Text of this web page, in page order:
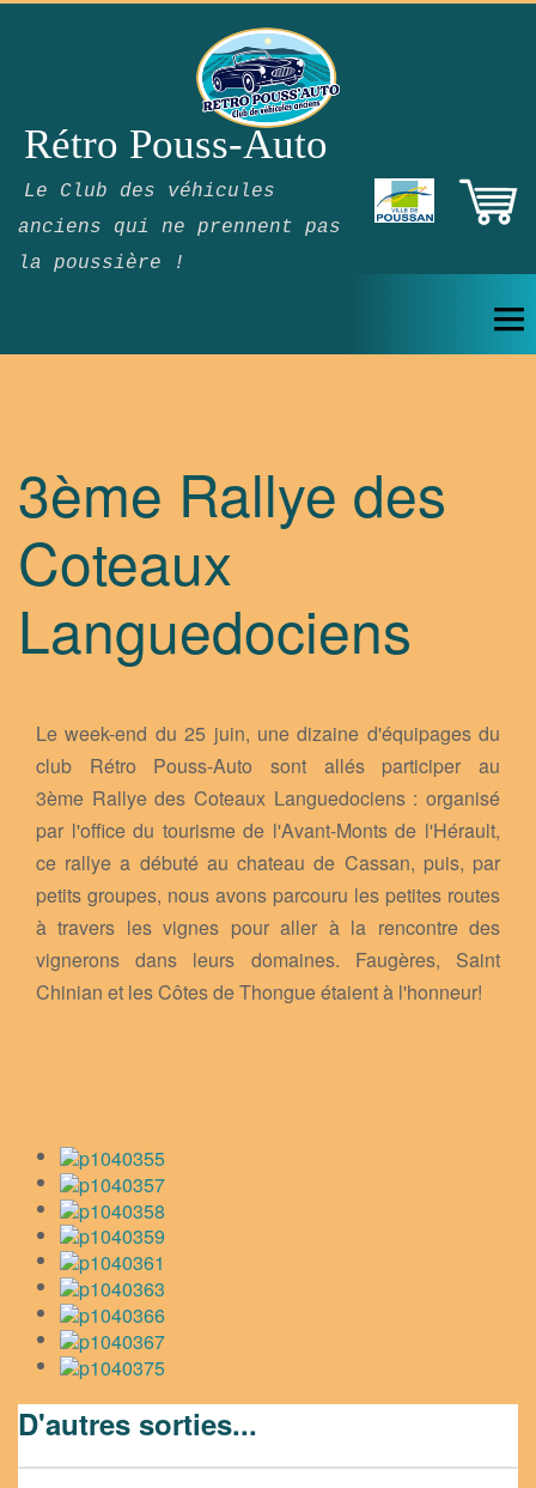
Rétro Pouss-Auto
Le Club des véhicules
anciens qui ne prennent pas
la poussière !
ÉVÈNEMENTS
Calendrier
Autres événements
Festa
PARTENAIRES
SE CONNECTER
3ème Rallye des
Coteaux
Languedociens
Le week-end du 25 juin, une dizaine d'équipages du
club Rétro Pouss-Auto sont allés participer au
3ème Rallye des Coteaux Languedociens : organisé
par l'office du tourisme de l'Avant-Monts de l'Hérault,
ce rallye a débuté au chateau de Cassan, puis, par
petits groupes, nous avons parcouru les petites routes
à travers les vignes pour aller à la rencontre des
vignerons dans leurs domaines. Faugères, Saint
Chinian et les Côtes de Thongue étaient à l'honneur!
D'autres sorties...